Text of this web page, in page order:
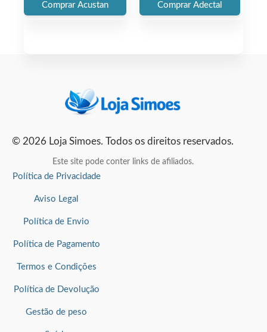
was:
is:
Comprar Acustan
was:
is:
Comprar Adectal
© 2026 Loja Simoes. Todos os direitos reservados.
Este site pode conter links de afiliados.
Política de Privacidade
Aviso Legal
Política de Envio
Política de Pagamento
Termos e Condições
Política de Devolução
Gestão de peso